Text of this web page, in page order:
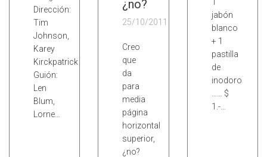
Dirección:
Tim
Johnson,
Karey
Kirckpatrick
Guión:
Len
Blum,
Lorne…
¿no?
25/10/2011
Creo
que
da
para
media
página
horizontal
superior,
¿no?
jabón
blanco
+ 1
pastilla
de
inodoro
…… $
1.-…